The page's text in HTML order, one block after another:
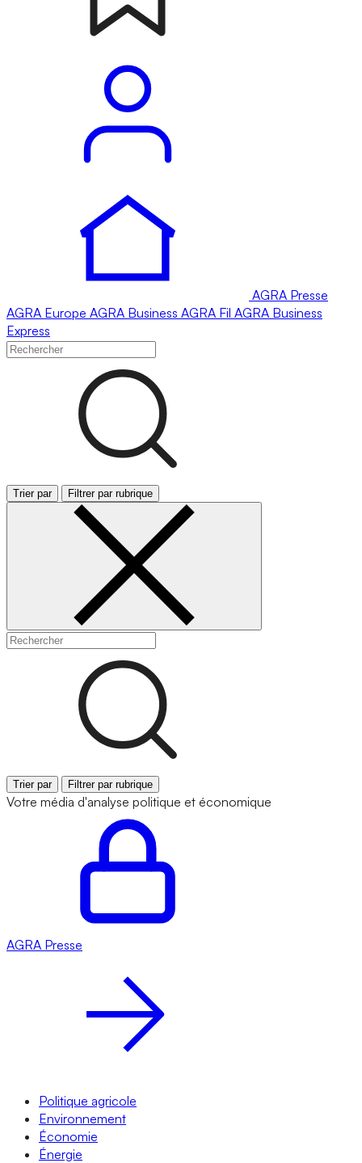
AGRA Presse
AGRA Europe AGRA Business AGRA Fil AGRA Business
Express
Trier par Filtrer par rubrique
Trier par Filtrer par rubrique
Votre média d'analyse politique et économique
AGRA Presse
Politique agricole
Environnement
Économie
Énergie